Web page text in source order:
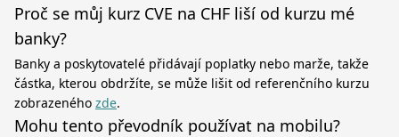
Proč se můj kurz CVE na CHF liší od kurzu mé
banky?
Banky a poskytovatelé přidávají poplatky nebo marže, takže
částka, kterou obdržíte, se může lišit od referenčního kurzu
zobrazeného zde.
Mohu tento převodník používat na mobilu?